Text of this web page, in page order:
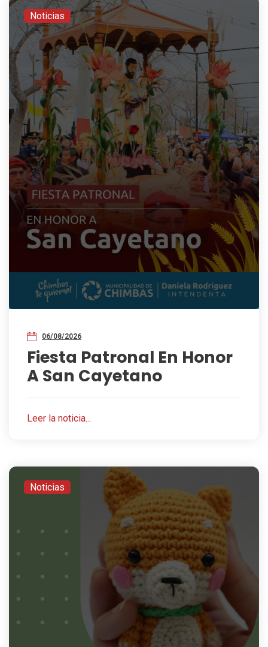
Noticias
06/08/2026
Fiesta Patronal En Honor
A San Cayetano
Leer la noticia...
Noticias